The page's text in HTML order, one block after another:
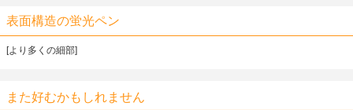
表面構造の蛍光ペン
[より多くの細部]
また好むかもしれません